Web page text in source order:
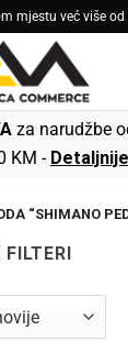
mjestu već više
za narudžbe
KM - Detaljnije
“SHIMANO
FILTERI